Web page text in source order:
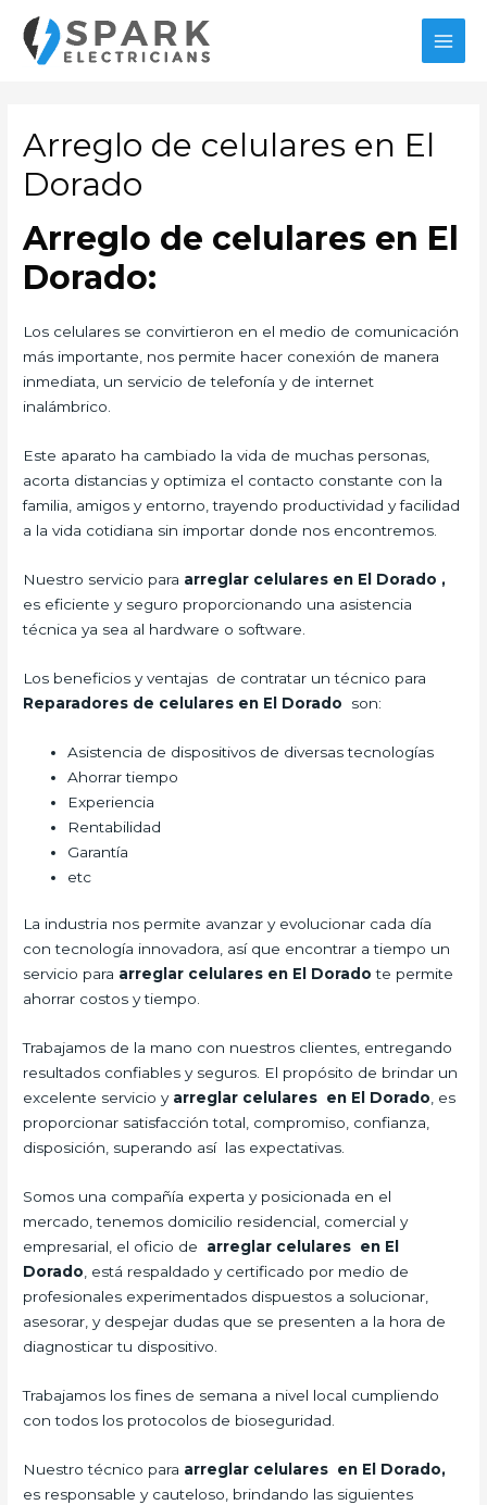
contenido
Arreglo de celulares en El
Dorado
Arreglo de celulares en El
Dorado:
Los celulares se convirtieron en el medio de comunicación
más importante, nos permite hacer conexión de manera
inmediata, un servicio de telefonía y de internet
inalámbrico.
Este aparato ha cambiado la vida de muchas personas,
acorta distancias y optimiza el contacto constante con la
familia, amigos y entorno, trayendo productividad y facilidad
a la vida cotidiana sin importar donde nos encontremos.
Nuestro servicio para arreglar celulares en El Dorado ,
es eficiente y seguro proporcionando una asistencia
técnica ya sea al hardware o software.
Los beneficios y ventajas de contratar un técnico para
Reparadores de celulares en El Dorado son:
Asistencia de dispositivos de diversas tecnologías
Ahorrar tiempo
Experiencia
Rentabilidad
Garantía
etc
La industria nos permite avanzar y evolucionar cada día
con tecnología innovadora, así que encontrar a tiempo un
servicio para arreglar celulares en El Dorado te permite
ahorrar costos y tiempo.
Trabajamos de la mano con nuestros clientes, entregando
resultados confiables y seguros. El propósito de brindar un
excelente servicio y arreglar celulares en El Dorado , es
proporcionar satisfacción total, compromiso, confianza,
disposición, superando así las expectativas.
Somos una compañía experta y posicionada en el
mercado, tenemos domicilio residencial, comercial y
empresarial, el oficio de arreglar celulares en El
Dorado , está respaldado y certificado por medio de
profesionales experimentados dispuestos a solucionar,
asesorar, y despejar dudas que se presenten a la hora de
diagnosticar tu dispositivo.
Trabajamos los fines de semana a nivel local cumpliendo
con todos los protocolos de bioseguridad.
Nuestro técnico para arreglar celulares en El Dorado,
es responsable y cauteloso, brindando las siguientes